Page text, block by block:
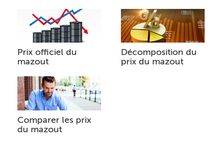
Prix officiel du
mazout
Décomposition du
prix du mazout
Comparer les prix
du mazout